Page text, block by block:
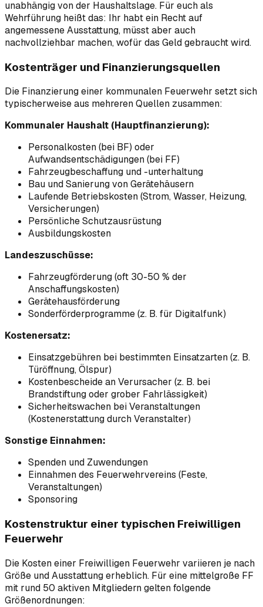
unabhängig von der Haushaltslage. Für euch als
Wehrführung heißt das: Ihr habt ein Recht auf
angemessene Ausstattung, müsst aber auch
nachvollziehbar machen, wofür das Geld gebraucht wird.
Kostenträger und Finanzierungsquellen
Die Finanzierung einer kommunalen Feuerwehr setzt sich
typischerweise aus mehreren Quellen zusammen:
Kommunaler Haushalt (Hauptfinanzierung):
Personalkosten (bei BF) oder
Aufwandsentschädigungen (bei FF)
Fahrzeugbeschaffung und -unterhaltung
Bau und Sanierung von Gerätehäusern
Laufende Betriebskosten (Strom, Wasser, Heizung,
Versicherungen)
Persönliche Schutzausrüstung
Ausbildungskosten
Landeszuschüsse:
Fahrzeugförderung (oft 30-50 % der
Anschaffungskosten)
Gerätehausförderung
Sonderförderprogramme (z. B. für Digitalfunk)
Kostenersatz:
Einsatzgebühren bei bestimmten Einsatzarten (z. B.
Türöffnung, Ölspur)
Kostenbescheide an Verursacher (z. B. bei
Brandstiftung oder grober Fahrlässigkeit)
Sicherheitswachen bei Veranstaltungen
(Kostenerstattung durch Veranstalter)
Sonstige Einnahmen:
Spenden und Zuwendungen
Einnahmen des Feuerwehrvereins (Feste,
Veranstaltungen)
Sponsoring
Kostenstruktur einer typischen Freiwilligen
Feuerwehr
Die Kosten einer Freiwilligen Feuerwehr variieren je nach
Größe und Ausstattung erheblich. Für eine mittelgroße FF
mit rund 50 aktiven Mitgliedern gelten folgende
Größenordnungen: